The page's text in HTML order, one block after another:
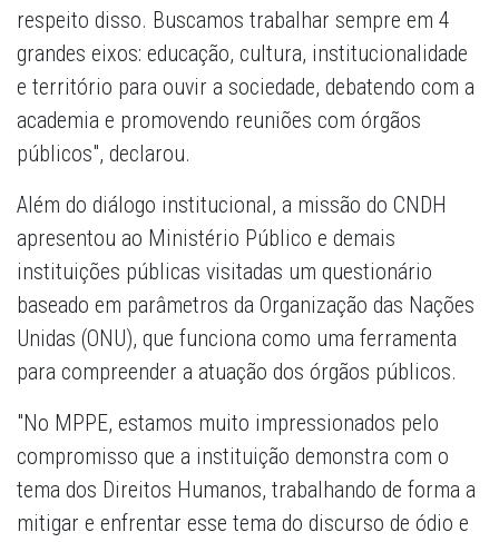
respeito disso. Buscamos trabalhar sempre em 4
grandes eixos: educação, cultura, institucionalidade
e território para ouvir a sociedade, debatendo com a
academia e promovendo reuniões com órgãos
públicos", declarou.
Além do diálogo institucional, a missão do CNDH
apresentou ao Ministério Público e demais
instituições públicas visitadas um questionário
baseado em parâmetros da Organização das Nações
Unidas (ONU), que funciona como uma ferramenta
para compreender a atuação dos órgãos públicos.
"No MPPE, estamos muito impressionados pelo
compromisso que a instituição demonstra com o
tema dos Direitos Humanos, trabalhando de forma a
mitigar e enfrentar esse tema do discurso de ódio e